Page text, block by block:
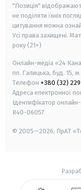
"Позиція"
не поділяти їхніх
цитування можна
Усі права захищені.
року (21+)
Онлайн-медіа «24
пл. Галицька, буд. 15,
Телефон +380 (32)
Адреса електронної
Ідентифікатор
R40-06057
© 2005—2026, ПрАТ